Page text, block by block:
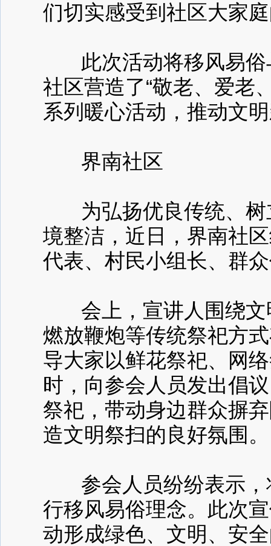
们切实感受到社区大家
此次活动将移风易俗
社区营造了“敬老、爱老
系列暖心活动，推动文
界南社区
为弘扬优良传统、树
境整洁，近日，界南社
代表、村民小组长、群
会上，宣讲人围绕文
燃放鞭炮等传统祭祀方
导大家以鲜花祭祀、网
时，向参会人员发出倡
祭祀，带动身边群众摒
造文明祭扫的良好氛围。
参会人员纷纷表示，
行移风易俗理念。此次
动形成绿色、文明、安